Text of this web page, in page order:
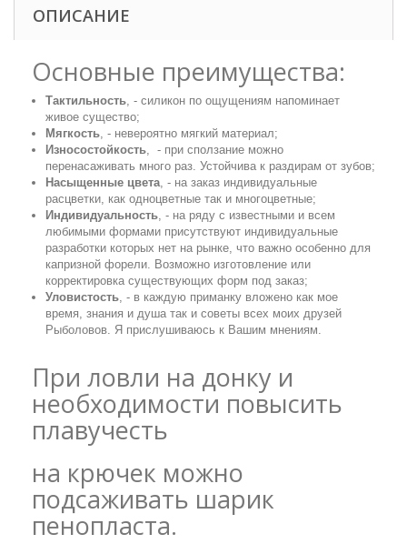
ОПИСАНИЕ
Основные преимущества:
Тактильность, - силикон по ощущениям напоминает
живое существо;
Мягкость, - невероятно мягкий материал;
Износостойкость, - при сползание можно
перенасаживать много раз. Устойчива к раздирам от зубов;
Насыщенные цвета, - на заказ индивидуальные
расцветки, как одноцветные так и многоцветные;
Индивидуальность, - на ряду с известными и всем
любимыми формами присутствуют индивидуальные
разработки которых нет на рынке, что важно особенно для
капризной форели. Возможно изготовление или
корректировка существующих форм под заказ;
Уловистость, - в каждую приманку вложено как мое
время, знания и душа так и советы всех моих друзей
Рыболовов. Я прислушиваюсь к Вашим мнениям.
При ловли на донку и
необходимости повысить
плавучесть
на крючек можно
подсаживать шарик
пенопласта.